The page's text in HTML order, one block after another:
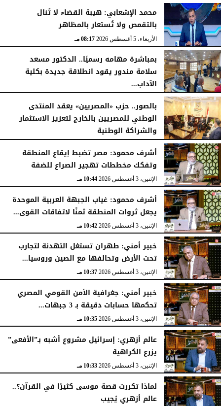
الأربعاء، 5 أغسطس 2026
محمد الإشعابي: هيبة القضاء لا تُنال
بالتقمص ولا تُستعار بالمظاهر
الأربعاء، 5 أغسطس 2026 08:17 مـ
بمباشرة مهامه رسميًا.. الدكتور مسعد
سلامة مندور يقود انطلاقة جديدة بكلية
الآداب...
الأربعاء، 5 أغسطس 2026
بالصور.. حزب «المصريين» يعقد المنتدى
الوطني للمصريين بالخارج لتعزيز الاستثمار
والشراكة الوطنية
الثلاثاء، 4 أغسطس 2026
أشرف محمود: مصر تضبط إيقاع المنطقة
وتفكك مخططات تهجير الصراع للضفة
الإثنين، 3 أغسطس 2026 10:44 مـ
أشرف محمود: غياب الجبهة العربية الموحدة
يجعل ثروات المنطقة ثمنًا لاتفاقات القوى...
الإثنين، 3 أغسطس 2026 10:42 مـ
خبير أمني: طهران تستغل التهدئة لتجارب
تحت الأرض وتحالفها مع الصين وروسيا...
الإثنين، 3 أغسطس 2026 10:37 مـ
خبير أمني: جغرافية الأمن القومي المصري
تحكمها حسابات دقيقة بـ 3 جبهات...
الإثنين، 3 أغسطس 2026 10:35 مـ
عالم أزهري: إسرائيل مشروع أشبه بـ”الأفعى”
يزرع الكراهية
الإثنين، 3 أغسطس 2026 10:33 مـ
لماذا تكررت قصة موسى كثيرًا في القرآن؟..
عالم أزهري يُجيب